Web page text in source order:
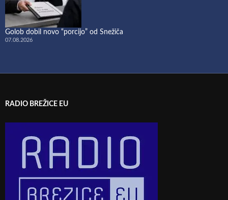
Golob dobil novo “porcijo” od Snežiča
07.08.2026
RADIO BREŽICE EU